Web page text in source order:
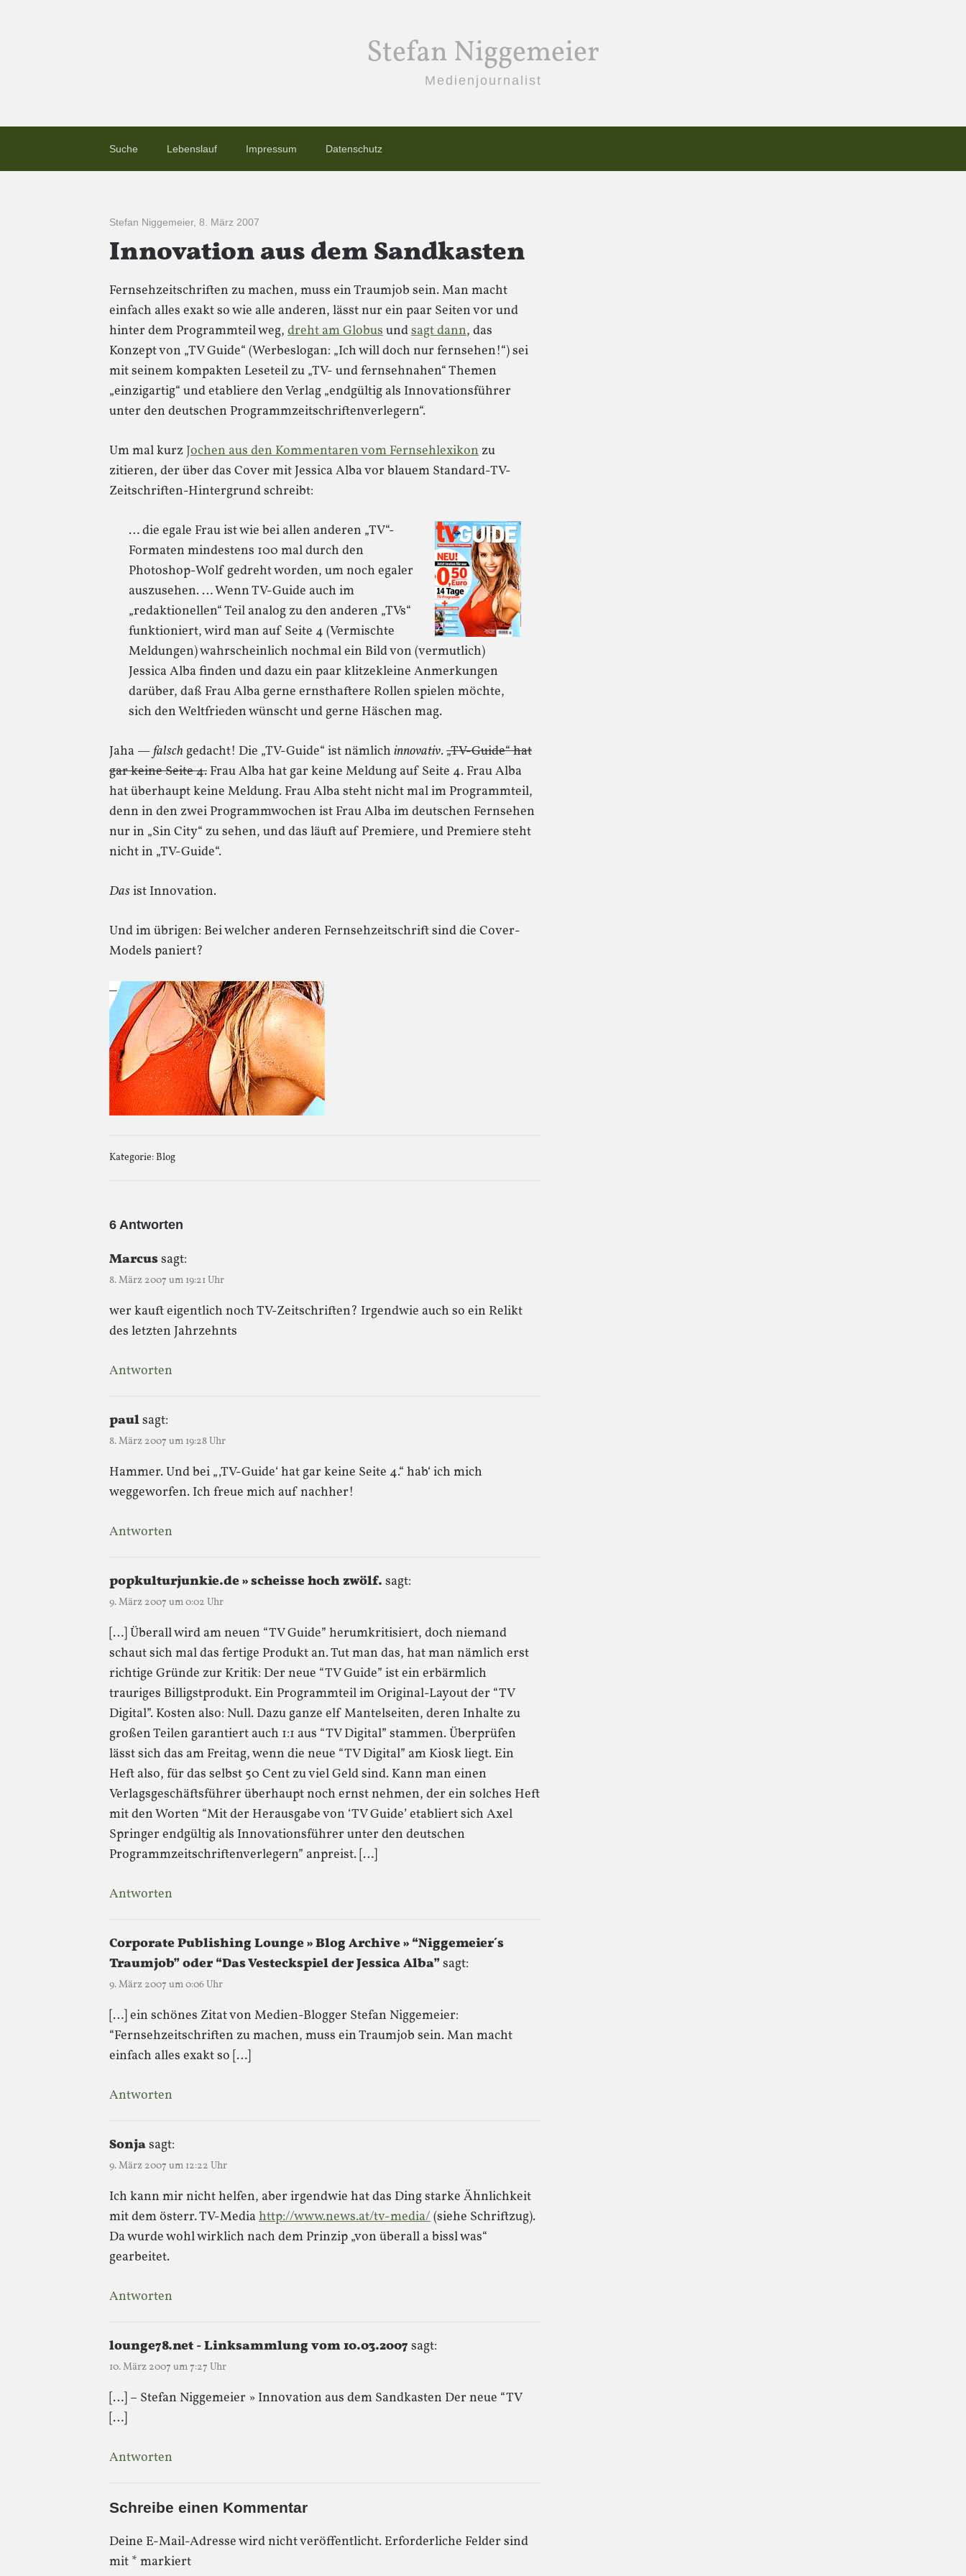
Stefan Niggemeier
Medienjournalist
Suche Lebenslauf Impressum Datenschutz
Stefan Niggemeier, 8. März 2007
Innovation aus dem Sandkasten
Fernsehzeitschriften zu machen, muss ein Traumjob sein. Man macht
einfach alles exakt so wie alle anderen, lässt nur ein paar Seiten vor und
hinter dem Programmteil weg, dreht am Globusundsagt dann, das
Konzept von „TV Guide“ (Werbeslogan: „Ich will doch nur fernsehen!“) sei
mit seinem kompakten Leseteil zu „TV- und fernsehnahen“ Themen
„einzigartig“ und etabliere den Verlag „endgültig als Innovationsführer
unter den deutschen Programmzeitschriftenverlegern“.
Um mal kurz Jochen aus den Kommentaren vom Fernsehlexikon zu
zitieren, der über das Cover mit Jessica Alba vor blauem Standard-TV-
Zeitschriften-Hintergrund schreibt:
… die egale Frau ist wie bei allen anderen „TV“-
Formaten mindestens 100 mal durch den
Photoshop-Wolf gedreht worden, um noch egaler
auszusehen. … Wenn TV-Guide auch im
„redaktionellen“ Teil analog zu den anderen „TVs“
funktioniert, wird man auf Seite 4 (Vermischte
Meldungen) wahrscheinlich nochmal ein Bild von (vermutlich)
Jessica Alba finden und dazu ein paar klitzekleine Anmerkungen
darüber, daß Frau Alba gerne ernsthaftere Rollen spielen möchte,
sich den Weltfrieden wünscht und gerne Häschen mag.
Jaha —falschgedacht! Die „TV-Guide“ ist nämlich innovativ.„TV-Guide“ hat
gar keine Seite 4. Frau Alba hat gar keine Meldung auf Seite 4. Frau Alba
hat überhaupt keine Meldung. Frau Alba steht nicht mal im Programmteil,
denn in den zwei Programmwochen ist Frau Alba im deutschen Fernsehen
nur in „Sin City“ zu sehen, und das läuft auf Premiere, und Premiere steht
nicht in „TV-Guide“.
Dasist Innovation.
Und im übrigen: Bei welcher anderen Fernsehzeitschrift sind die Cover-
Models paniert?
Kategorie:Blog
6 Antworten
Marcussagt:
8. März 2007 um 19:21 Uhr
wer kauft eigentlich noch TV-Zeitschriften? Irgendwie auch so ein Relikt
des letzten Jahrzehnts
Antworten
paulsagt:
8. März 2007 um 19:28 Uhr
Hammer. Und bei „‚TV-Guide‘ hat gar keine Seite 4.“ hab‘ ich mich
weggeworfen. Ich freue mich auf nachher!
Antworten
popkulturjunkie.de » scheisse hoch zwölf. sagt:
9. März 2007 um 0:02 Uhr
[…] Überall wird am neuen “TV Guide” herumkritisiert, doch niemand
schaut sich mal das fertige Produkt an. Tut man das, hat man nämlich erst
richtige Gründe zur Kritik: Der neue “TV Guide” ist ein erbärmlich
trauriges Billigstprodukt. Ein Programmteil im Original-Layout der “TV
Digital”. Kosten also: Null. Dazu ganze elf Mantelseiten, deren Inhalte zu
großen Teilen garantiert auch 1:1 aus “TV Digital” stammen. Überprüfen
lässt sich das am Freitag, wenn die neue “TV Digital” am Kiosk liegt. Ein
Heft also, für das selbst 50 Cent zu viel Geld sind. Kann man einen
Verlagsgeschäftsführer überhaupt noch ernst nehmen, der ein solches Heft
mit den Worten “Mit der Herausgabe von ‘TV Guide’ etabliert sich Axel
Springer endgültig als Innovationsführer unter den deutschen
Programmzeitschriftenverlegern” anpreist. […]
Antworten
Corporate Publishing Lounge » Blog Archive » “Niggemeier´s
Traumjob” oder “Das Vesteckspiel der Jessica Alba”sagt:
9. März 2007 um 0:06 Uhr
[…] ein schönes Zitat von Medien-Blogger Stefan Niggemeier:
“Fernsehzeitschriften zu machen, muss ein Traumjob sein. Man macht
einfach alles exakt so […]
Antworten
Sonjasagt:
9. März 2007 um 12:22 Uhr
Ich kann mir nicht helfen, aber irgendwie hat das Ding starke Ähnlichkeit
mit dem österr. TV-Mediahttp://www.news.at/tv-media/(siehe Schriftzug).
Da wurde wohl wirklich nach dem Prinzip „von überall a bissl was“
gearbeitet.
Antworten
lounge78.net - Linksammlung vom 10.03.2007 sagt:
10. März 2007 um 7:27 Uhr
[…] – Stefan Niggemeier » Innovation aus dem Sandkasten Der neue “TV
[…]
Antworten
Schreibe einen Kommentar
Deine E-Mail-Adresse wird nicht veröffentlicht. Erforderliche Felder sind
mit * markiert